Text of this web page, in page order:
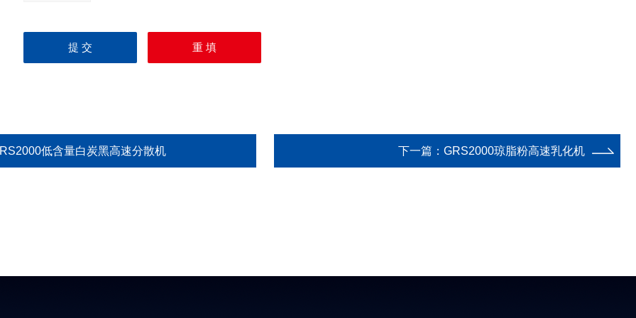
低含量白炭黑高速分散机 下一篇： GRS2000琼脂粉高速乳化机